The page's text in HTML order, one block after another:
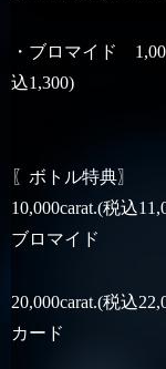
・ブロマイド
込1,300)
〖ボトル特典〗
10,000carat.(税込
ブロマイド
20,000carat.(税込
カード